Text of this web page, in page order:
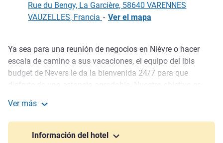
Rue du Bengy, La Garcière, 58640 VARENNES
VAUZELLES, Francia - Ver el mapa
Descripción
Ya sea para una reunión de negocios en Nièvre o hacer
escala de camino a sus vacaciones, el equipo del ibis
budget de Nevers le da la bienvenida 24/7 para que
desayuno tipo bufé desde las 5:30 h, terraza, aire
acondicionado, amplio aparcamiento, entorno rural y todo
ello para un presupuesto reducido. Venga y visítenos.
Ver más
Información del hotel